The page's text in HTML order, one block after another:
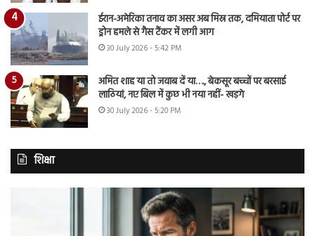
ईरान-अमेरिका तनाव का असर अब मिस्र तक, दमियाता पोर्ट पर
ड्रोन हमले से गैस टैंकर में लगी आग
30 July 2026 - 5:42 PM
अमित शाह या तो जवाब दें या…., बेकसूर बच्चों पर बरसाई
लाठियां, नए बिल में कुछ भी नया नहीं- खड़गे
30 July 2026 - 5:20 PM
शिक्षा